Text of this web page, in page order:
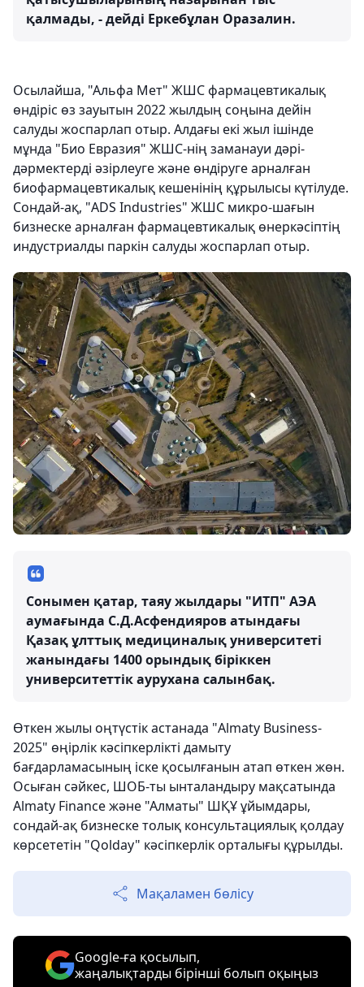
қалмады, - дейді Еркебұлан Оразалин.
Осылайша, "Альфа Мет" ЖШС фармацевтикалық
өндіріс өз зауытын 2022 жылдың соңына дейін
салуды жоспарлап отыр. Алдағы екі жыл ішінде
мұнда "Био Евразия" ЖШС-нің заманауи дәрі-
дәрмектерді әзірлеуге және өндіруге арналған
биофармацевтикалық кешенінің құрылысы күтілуде.
Сондай-ақ, "ADS Industries" ЖШС микро-шағын
бизнеске арналған фармацевтикалық өнеркәсіптің
индустриалды паркін салуды жоспарлап отыр.
Сонымен қатар, таяу жылдары "ИТП" АЭА
аумағында С.Д.Асфендияров атындағы
Қазақ ұлттық медициналық университеті
жанындағы 1400 орындық біріккен
университеттік аурухана салынбақ.
Өткен жылы оңтүстік астанада "Almaty Business-
2025" өңірлік кәсіпкерлікті дамыту
бағдарламасының іске қосылғанын атап өткен жөн.
Осыған сәйкес, ШОБ-ты ынталандыру мақсатында
Almaty Finance және "Алматы" ШҚҰ ұйымдары,
сондай-ақ бизнеске толық консультациялық қолдау
көрсететін "Qolday" кәсіпкерлік орталығы құрылды.
Мақаламен бөлісу
Google-ға қосылып,
жаңалықтарды бірінші болып оқыңыз